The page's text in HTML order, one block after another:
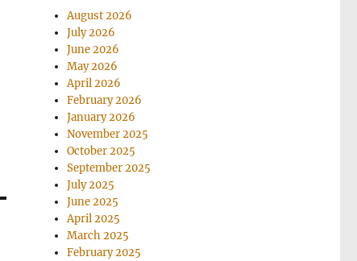
August 2026
July 2026
June 2026
May 2026
April 2026
February 2026
January 2026
November 2025
October 2025
September 2025
July 2025
June 2025
April 2025
March 2025
February 2025